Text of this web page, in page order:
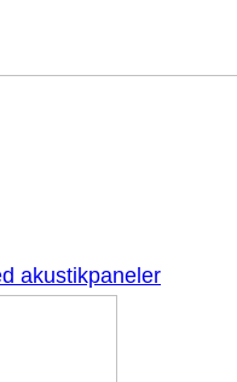
akustikpaneler